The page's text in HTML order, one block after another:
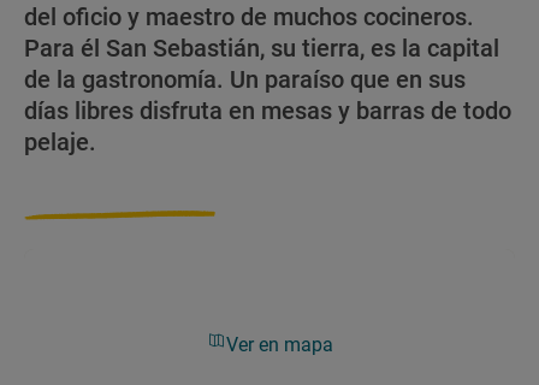
del oficio y maestro de muchos cocineros.
Para él San Sebastián, su tierra, es la capital
de la gastronomía. Un paraíso que en sus
días libres disfruta en mesas y barras de todo
pelaje.
Ver en mapa